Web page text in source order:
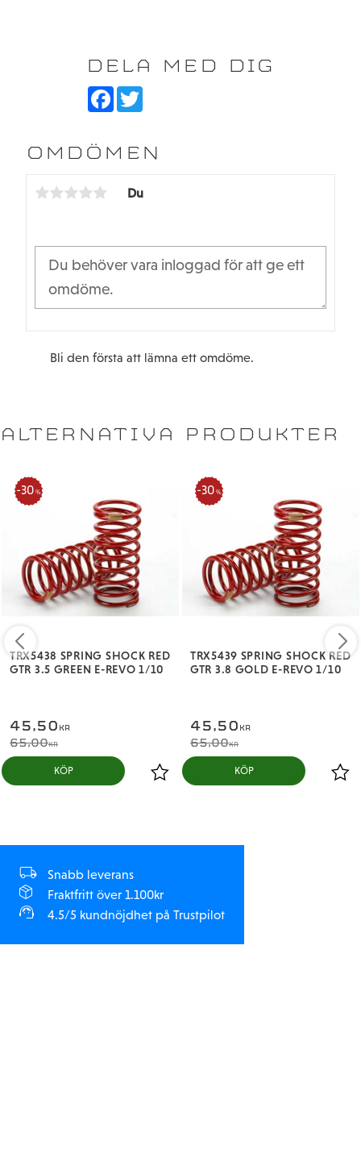
DELA MED DIG
F
b
o
T
t
e
OMDÖMEN
Du
Bli den första att lämna ett omdöme.
ALTERNATIVA PRODUKTER
TRX5438 SPRING SHOCK RED
GTR 3.5 GREEN E-REVO 1/10
45,50 KR
65,00KR
30 %
KÖP
TRX5439 SPRING SHOCK RED
GTR 3.8 GOLD E-REVO 1/10
45,50 KR
65,00KR
30 %
KÖP
Snabb leverans
Fraktfritt över 1.100kr
4.5/5 kundnöjdhet på Trustpilot